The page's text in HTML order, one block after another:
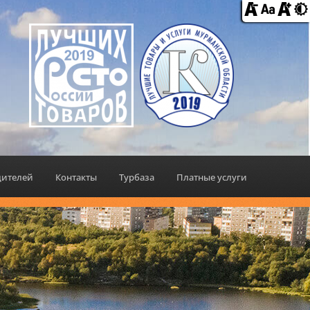
Контакты Турбаза Платные услуги